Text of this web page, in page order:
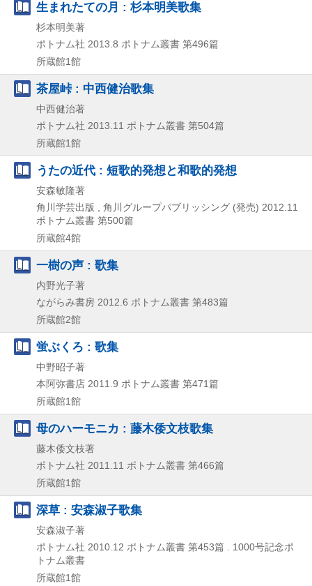
生まれたての月 : 杉本明美歌集
杉本明美著
ポトナム社 2013.8 ポトナム叢書 第496篇
所蔵館1館
茶屋峠 : 中西健治歌集
中西健治著
ポトナム社 2013.11 ポトナム叢書 第504篇
所蔵館1館
うたの近代 : 短歌的発想と和歌的発想
安森敏隆著
角川学芸出版 , 角川グループパブリッシング (発売) 2012.11
ポトナム叢書 第500篇
所蔵館4館
一樹の声 : 歌集
内野光子著
ながらみ書房 2012.6 ポトナム叢書 第483篇
所蔵館2館
蛍ぶくろ : 歌集
中野昭子著
本阿弥書店 2011.9 ポトナム叢書 第471篇
所蔵館1館
母のハーモニカ : 藤木倭文枝歌集
藤木倭文枝著
ポトナム社 2011.11 ポトナム叢書 第466篇
所蔵館1館
深草 : 安森淑子歌集
安森淑子著
ポトナム社 2010.12 ポトナム叢書 第453篇 . 1000号記念ポ
トナム叢書
所蔵館1館